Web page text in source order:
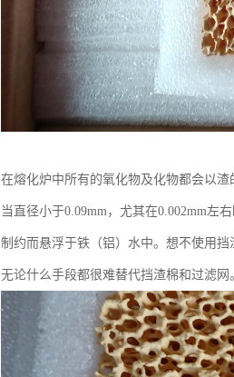
在熔化炉中所有的氧化物及化物都会以
当直径小于0.09mm，尤其在0.002mm左
制约而悬浮于铁（铝）水中。想不使用
无论什么手段都很难替代挡渣棉和过滤网